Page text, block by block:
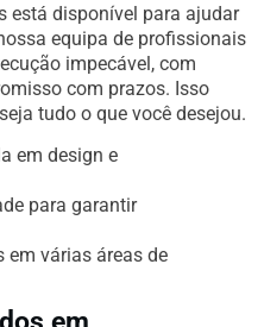
está disponível para ajudar
equipa de profissionais
impecável, com
com prazos. Isso
tudo o que você desejou.
em design e
para garantir
em várias áreas de